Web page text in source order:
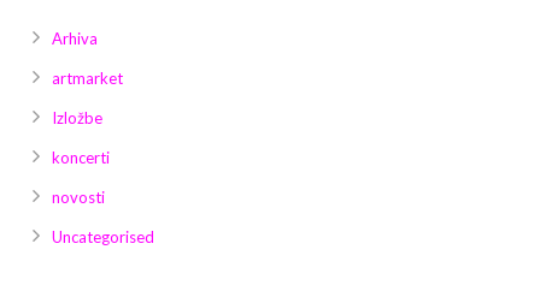
Arhiva
artmarket
Izložbe
koncerti
novosti
Uncategorised